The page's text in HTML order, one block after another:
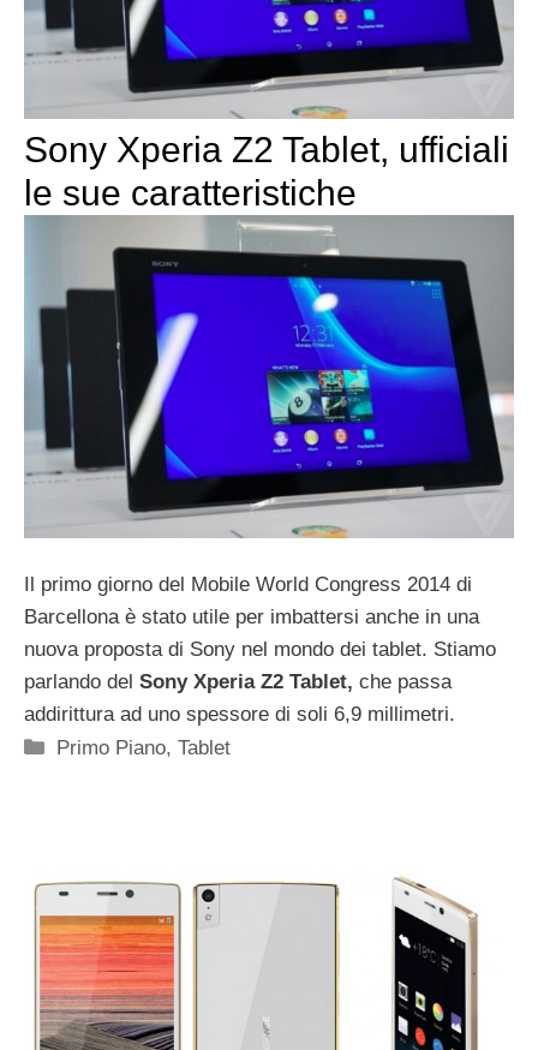
Sony Xperia Z2 Tablet, ufficiali
le sue caratteristiche
Il primo giorno del Mobile World Congress 2014 di
Barcellona è stato utile per imbattersi anche in una
nuova proposta di Sony nel mondo dei tablet. Stiamo
parlando del Sony Xperia Z2 Tablet, che passa
addirittura ad uno spessore di soli 6,9 millimetri.
Categorie
Primo Piano,Tablet